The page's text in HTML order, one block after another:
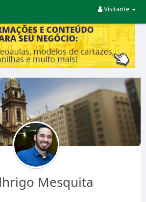
Visitante
Mesquita